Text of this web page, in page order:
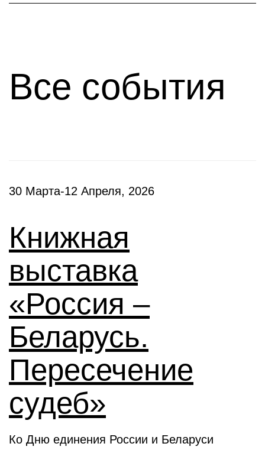
Все события
30 Марта-12 Апреля, 2026
Книжная
выставка
«Россия –
Беларусь.
Пересечение
судеб»
Ко Дню единения России и Беларуси